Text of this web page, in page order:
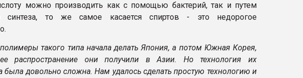
можно производить как с помощью бактерий, так и путем
синтеза, то же самое касается спиртов - это недорогое
такого типа начала делать Япония, а потом Южная Корея,
распространение они получили в Азии. Но технология их
была довольно сложна. Нам удалось сделать простую технологию и